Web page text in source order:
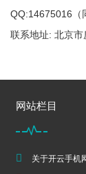
QQ:14675016（
联系地址: 北京
网站栏目
关于开云手机